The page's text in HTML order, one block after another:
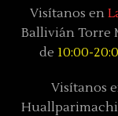
Visítanos en
Ballivián Torre
de 10:00-
Visítanos
Huallparimachi